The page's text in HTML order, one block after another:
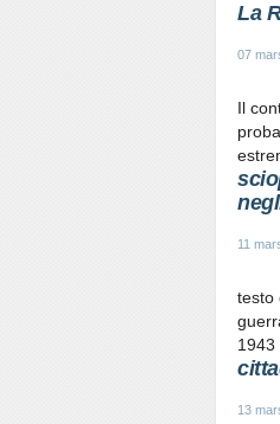
La
07
Il
11
testo
1943
13